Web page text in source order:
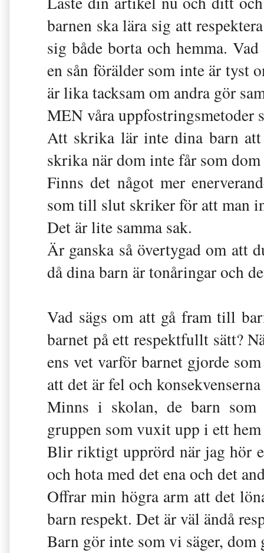
barnen ska lära sig att
sig både borta och hemma.
en sån förälder som inte är tyst
är lika tacksam om andra gör
MEN våra uppfostringsmetoder
Att skrika lär inte dina barn att
skrika när dom inte får som
Finns det något mer
som till slut skriker för att man
Det är lite samma sak.
Är ganska så övertygad om att
då dina barn är tonåringar och
Vad sägs om att gå fram till
barnet på ett respektfullt sätt?
ens vet varför barnet gjorde
att det är fel och
Minns i skolan, de barn
gruppen som vuxit upp i ett
Blir riktigt upprörd när jag hör
och hota med det ena och det
Offrar min högra arm att det
barn respekt. Det är väl ändå
Barn gör inte som vi säger,